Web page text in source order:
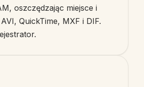
oszczędzając miejsce i
QuickTime, MXF i DIF.